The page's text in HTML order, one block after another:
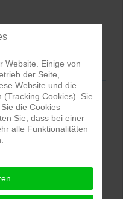
und Bildbearbeitung in
abgeben
Website. Einige von
der Seite,
Website und die
Cookies). Sie
die Cookies
Sie, dass bei einer
alle Funktionalitäten